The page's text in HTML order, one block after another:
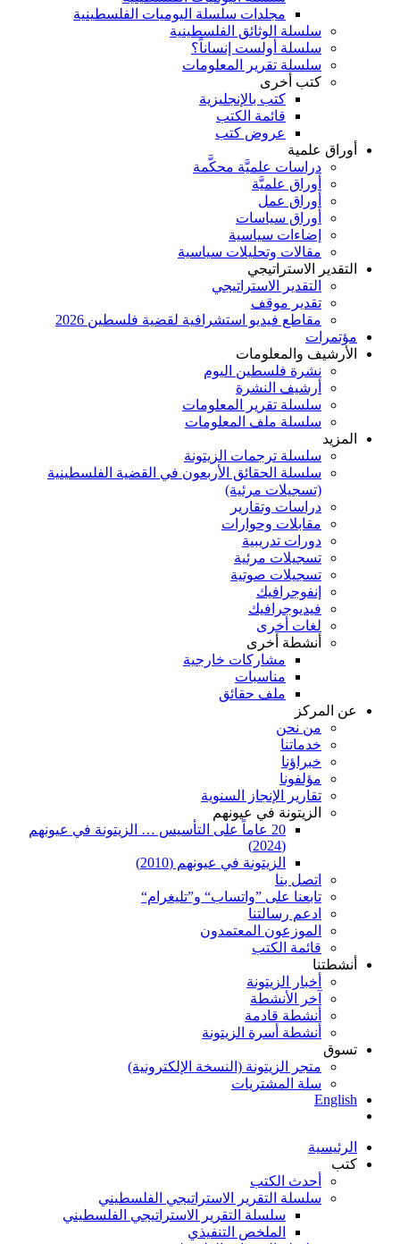
مجلدات سلسلة اليوميات الفلسطينية
سلسلة الوثائق الفلسطينية
سلسلة أولست إنساناً؟
سلسلة تقرير المعلومات
كتب أخرى
كتب بالإنجليزية
قائمة الكتب
عروض كتب
أوراق علمية
دراسات علميَّة محكَّمة
أوراق علميَّة
أوراق عمل
أوراق سياسات
إضاءات سياسية
مقالات وتحليلات سياسية
التقدير الاستراتيجي
التقدير الاستراتيجي
تقدير موقف
مقاطع فيديو استشرافية لقضية فلسطين 2026
مؤتمرات
الأرشيف والمعلومات
نشرة فلسطين اليوم
أرشيف النشرة
سلسلة تقرير المعلومات
سلسلة ملف المعلومات
المزيد
سلسلة ترجمات الزيتونة
سلسلة الحقائق الأربعون في القضية الفلسطينية
(تسجيلات مرئية)
دراسات وتقارير
مقابلات وحوارات
دورات تدريبية
تسجيلات مرئية
تسجيلات صوتية
إنفوجرافيك
فيديوجرافيك
لغات أخرى
أنشطة أخرى
مشاركات خارجية
مناسبات
ملف حقائق
عن المركز
من نحن
خدماتنا
خبراؤنا
مؤلفونا
تقارير الإنجاز السنوية
الزيتونة في عيونهم
20 عاماً على التأسيس … الزيتونة في عيونهم
(2024)
الزيتونة في عيونهم (2010)
اتصل بنا
تابعنا على ”واتساب“ و”تليغرام“
ادعم رسالتنا
الموزعون المعتمدون
قائمة الكتب
أنشطتنا
أخبار الزيتونة
آخر الأنشطة
أنشطة قادمة
أنشطة أسرة الزيتونة
تسوق
متجر الزيتونة (النسخة الإلكترونية)
سلة المشتريات
English
الرئيسية
كتب
أحدث الكتب
سلسلة التقرير الاستراتيجي الفلسطيني
سلسلة التقرير الاستراتيجي الفلسطيني
الملخص التنفيذي